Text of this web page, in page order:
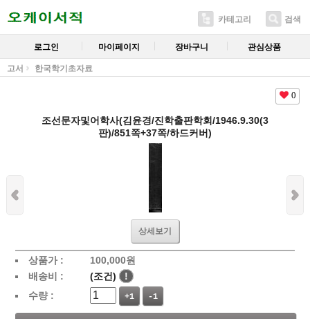
카테고리 검색
로그인 마이페이지 장바구니 관심상품
고서 한국학기초자료
0
조선문자및어학사(김윤경/진학출판학회/1946.9.30(3
판)/851쪽+37쪽/하드커버)
상세보기
상품가 : 100,000원
배송비 :
(조건)
!
수량 :
+1 -1